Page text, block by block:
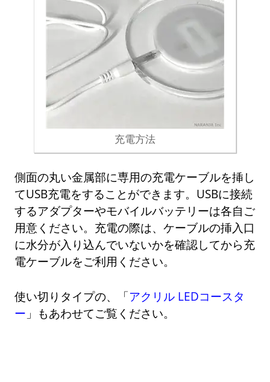
充電方法
側面の丸い金属部に専用の充電ケーブルを挿し
てUSB充電をすることができます。USBに接続
するアダプターやモバイルバッテリーは各自ご
用意ください。充電の際は、ケーブルの挿入口
に水分が入り込んでいないかを確認してから充
電ケーブルをご利用ください。
使い切りタイプの、「アクリル LEDコースタ
ー 」もあわせてご覧ください。